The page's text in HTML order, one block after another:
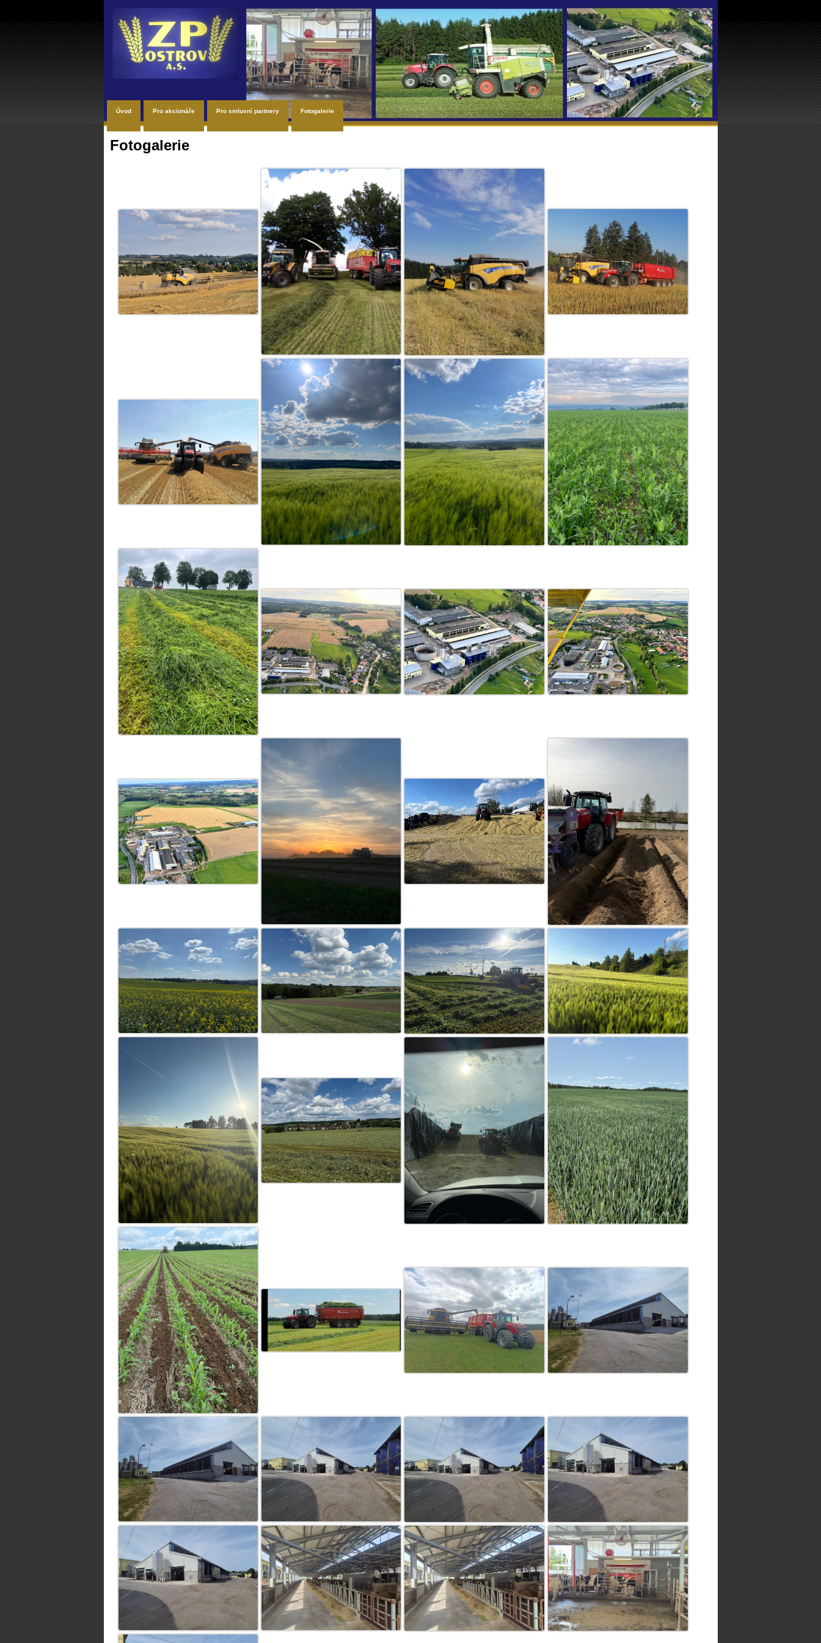
Úvod Pro akcionáře Pro smluvní partnery Fotogalerie
Fotogalerie